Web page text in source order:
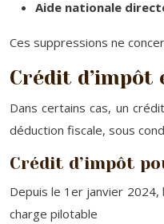
Aide nationale
Ces suppressions ne
Crédit d’impôt
Dans certains cas, un
déduction fiscale, sous
Crédit d’impôt
Depuis le 1er janvier 2024,
charge pilotable